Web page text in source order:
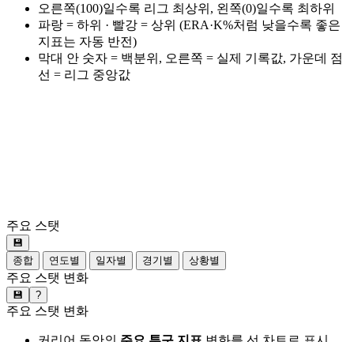
오른쪽(100)일수록 리그 최상위, 왼쪽(0)일수록 최하위
파랑 = 하위 · 빨강 = 상위 (ERA·K%처럼 낮을수록 좋은
지표는 자동 반전)
막대 안 숫자 = 백분위, 오른쪽 = 실제 기록값, 가운데 점
선 = 리그 중앙값
주요 스탯
💾
종합
연도별 일자별 경기별 상황별
주요 스탯 변화
💾 ?
주요 스탯 변화